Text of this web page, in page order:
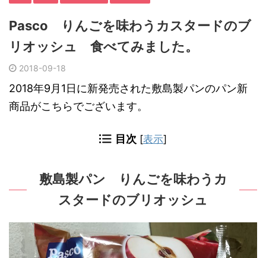
Pasco りんごを味わうカスタードのブ
リオッシュ 食べてみました。
2018-09-18
2018年9月1日に新発売された敷島製パンのパン新
商品がこちらでございます。
目次 [表示]
敷島製パン りんごを味わうカ
スタードのブリオッシュ